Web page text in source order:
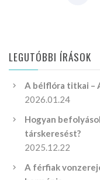
LEGUTÓBBI ÍRÁSOK
A bélflóra titkai –
2026.01.24
Hogyan
társkeresést?
2025.12.22
A férfiak